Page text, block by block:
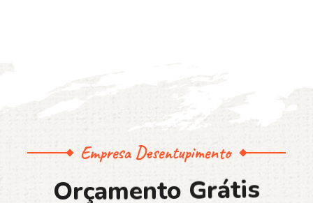
Empresa Desentupimento
Orçamento Grátis